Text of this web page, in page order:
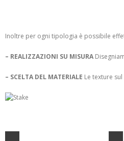
Inoltre per ogni tipologia è possibile
– REALIZZAZIONI SU MISURA
– SCELTA DEL MATERIALE Le texture